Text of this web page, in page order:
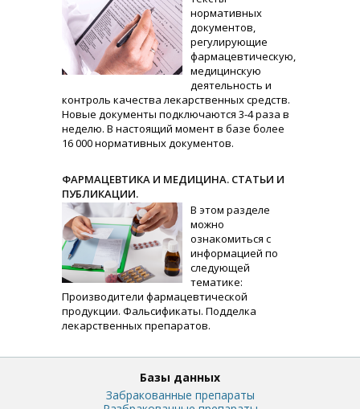
нормативных
документов,
регулирующие
фармацевтическую,
медицинскую
деятельность и
контроль качества лекарственных средств.
Новые документы подключаются 3-4 раза в
неделю. В настоящий момент в базе более
16 000 нормативных документов.
ФАРМАЦЕВТИКА И МЕДИЦИНА. СТАТЬИ И
ПУБЛИКАЦИИ.
В этом разделе
можно
ознакомиться с
информацией по
следующей
тематике:
Производители фармацевтической
продукции. Фальсификаты. Подделка
лекарственных препаратов.
Базы данных
Забракованные препараты